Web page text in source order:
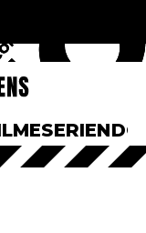
SERIEN